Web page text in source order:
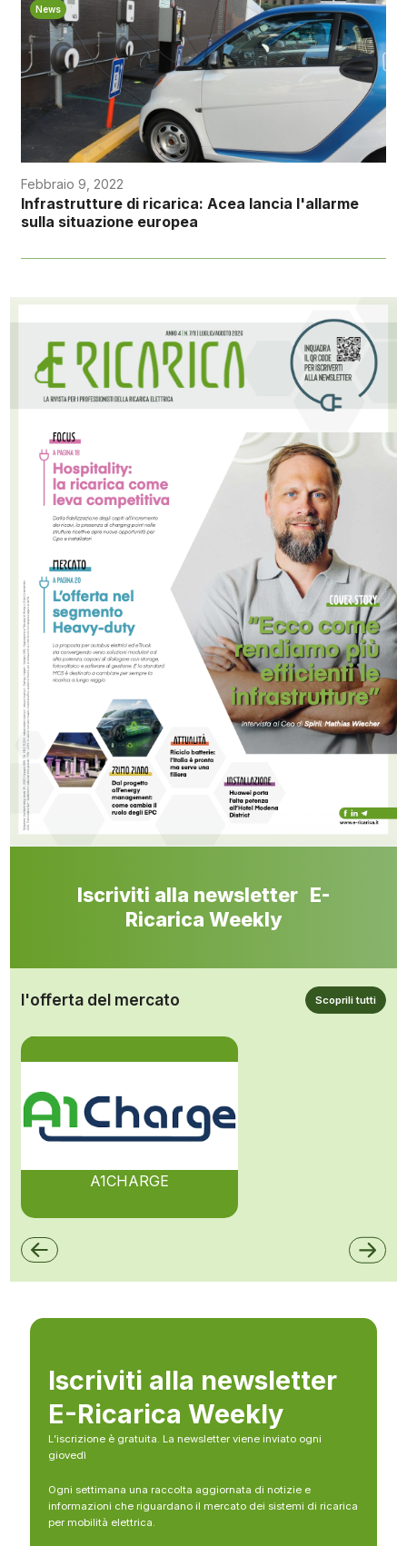
News
Febbraio 9, 2022
Infrastrutture di ricarica: Acea lancia l'allarme
sulla situazione europea
Iscriviti alla newsletter E-
Ricarica Weekly
l'offerta del mercato Scoprili tutti
A1CHARGE
Iscriviti alla newsletter
E-Ricarica Weekly
L’iscrizione è gratuita. La newsletter viene inviato ogni
giovedì
Ogni settimana una raccolta aggiornata di notizie e
informazioni che riguardano il mercato dei sistemi di ricarica
per mobilità elettrica.